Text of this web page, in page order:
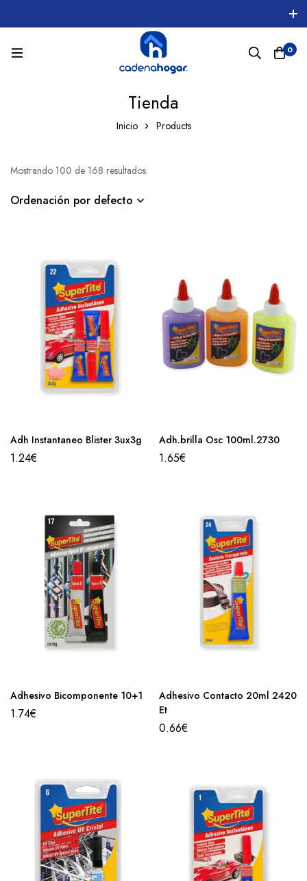
0
Tienda
Inicio Products
Mostrando 100 de 168 resultados
Ordenación por defecto
Adh Instantaneo Blister 3ux3g
1.24€
Adh.brilla Osc 100ml.2730
1.65€
Adhesivo Bicomponente 10+1
1.74€
Adhesivo Contacto 20ml 2420
Et
0.66€